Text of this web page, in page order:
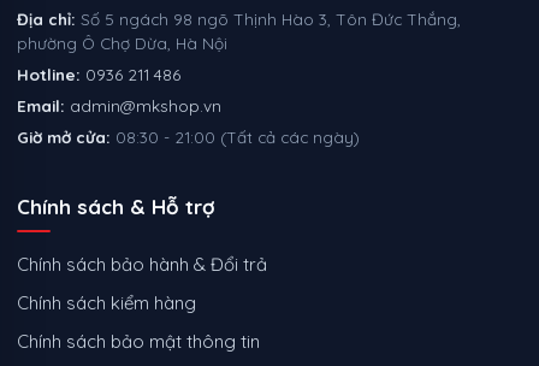
Địa chỉ: Số 5 ngách 98 ngõ Thịnh Hào 3, Tôn Đức Thắng,
phường Ô Chợ Dừa, Hà Nội
Hotline: 0936 211 486
Email: admin@mkshop.vn
Giờ mở cửa: 08:30 - 21:00 (Tất cả các ngày)
Chính sách & Hỗ trợ
Chính sách bảo hành & Đổi trả
Chính sách kiểm hàng
Chính sách bảo mật thông tin